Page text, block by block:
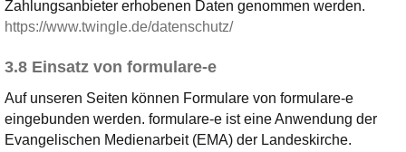
Zahlungsanbieter erhobenen Daten genommen werden.
https://www.twingle.de/datenschutz/
3.8 Einsatz von formulare-e
Auf unseren Seiten können Formulare von formulare-e
eingebunden werden. formulare-e ist eine Anwendung der
Evangelischen Medienarbeit (EMA) der Landeskirche.